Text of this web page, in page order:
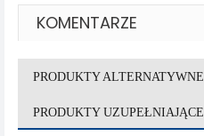
KOMENTARZE
PRODUKTY ALTERNATYWNE
PRODUKTY UZUPEŁNIAJĄCE